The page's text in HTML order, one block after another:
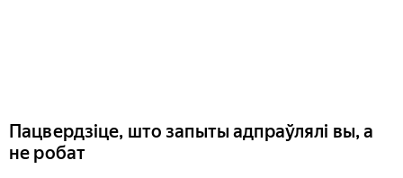
Пацвердзіце, што запыты адпраўлялі вы, а
не робат